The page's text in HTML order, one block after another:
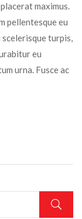
maximus.
pellentesque eu
turpis,
eu
urna. Fusce ac